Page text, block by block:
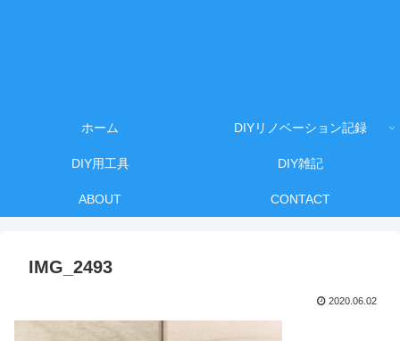
ホーム DIYリノベーション記録
DIY用工具 DIY雑記
ABOUT CONTACT
IMG_2493
2020.06.02